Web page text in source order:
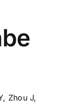
Zhou J,